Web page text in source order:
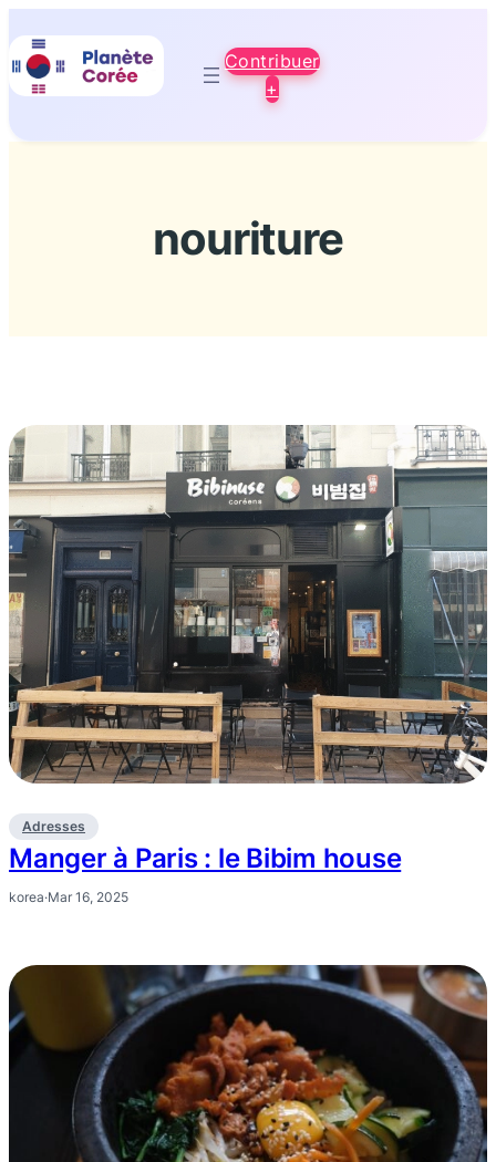
au
contenu
Contribuer
+
nouriture
Adresses
Manger à Paris : le Bibim house
korea·Mar 16, 2025